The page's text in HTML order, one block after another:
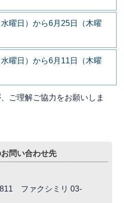
曜日）から6月25日（木曜
曜日）から6月11日（木曜
ご理解ご協力をお願いしま
問い合わせ先
ファクシミリ 03-